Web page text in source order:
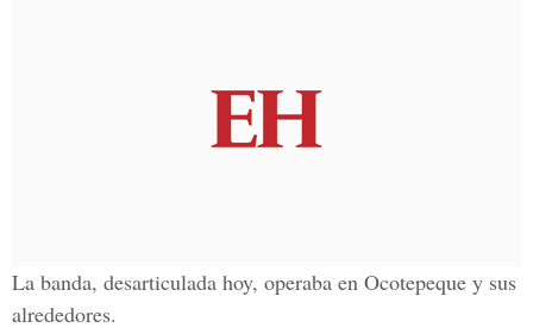
La banda, desarticulada hoy, operaba en Ocotepeque y sus
alrededores.